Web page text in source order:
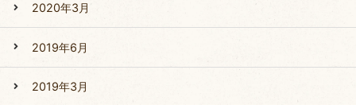
2020年3月
2019年6月
2019年3月